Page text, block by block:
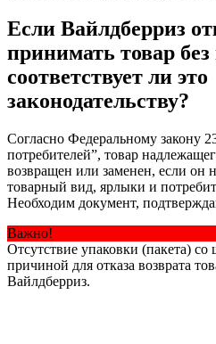
Если Вайлдберриз
принимать товар без
соответствует ли это
законодательству?
Согласно Федеральному закону
потребителей”, товар
возвращен или заменен, если он
товарный вид, ярлыки и
Необходим документ,
Важно!
Отсутствие упаковки (пакета) со
причиной для отказа возврата
Вайлдберриз.